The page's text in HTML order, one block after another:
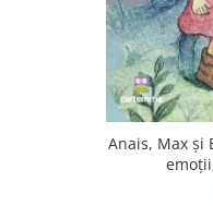
Anais, Max și